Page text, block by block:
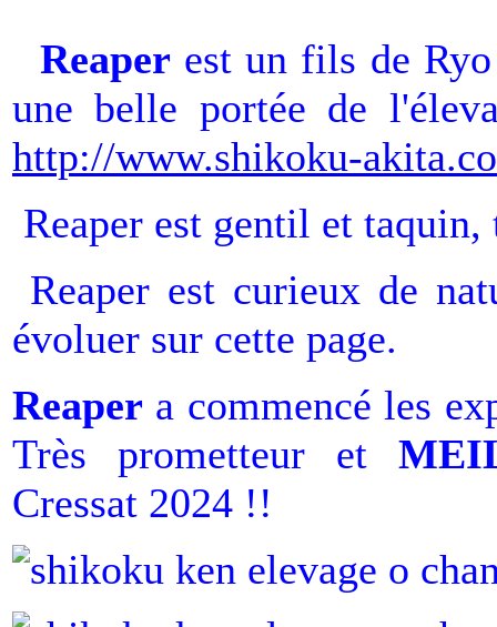
Reaper est un fils de
une belle portée de
http://www.shikoku-
Reaper est gentil et
Reaper est curieux de
évoluer sur cette page.
Reaper a commencé les
Très prometteur et
Cressat 2024 !!